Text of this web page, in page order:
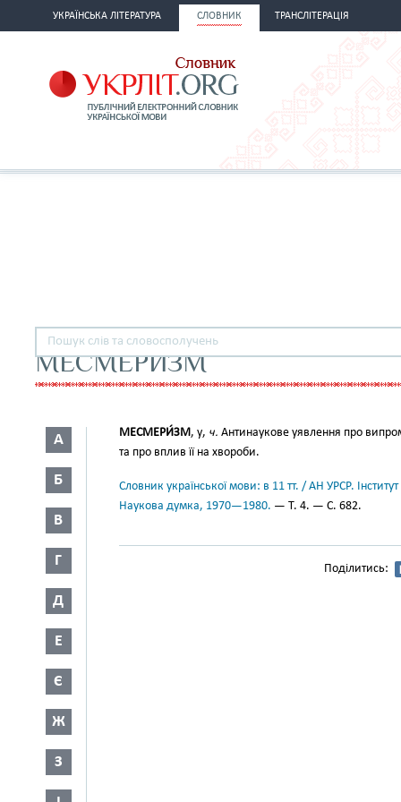
УКРАЇНСЬКА ЛІТЕРАТУРА СЛОВНИК ТРАНСЛІТЕРАЦІЯ
МЕСМЕРИЗМ
А
Б
В
Г
Д
Е
Є
Ж
З
МЕСМЕРИ́ЗМ, у, ч. Антинаукове уявлення про
та про вплив її на хвороби.
Словник української мови: в 11 тт. / АН УРСР.
Наукова думка, 1970—1980. — Т. 4. — С. 682.
Поділитись: